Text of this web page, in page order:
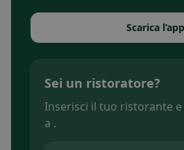
Scarica l’app
Sei un ristoratore?
Inserisci il tuo ristorante
a .